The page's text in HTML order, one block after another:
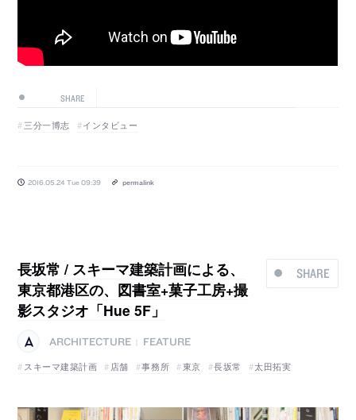
SHARE
三分一博志 インタビュー
2016.05.24 Tue 09:39 permalink
SHARE
長坂常 / スキーマ建築計画による、
東京都港区の、図書室+菓子工房+撮
影スタジオ「Hue 5F」
ARCHITECTURE
FEATURE
スキーマ建築計画
店舗 事務所 東京 長坂常 太田拓実